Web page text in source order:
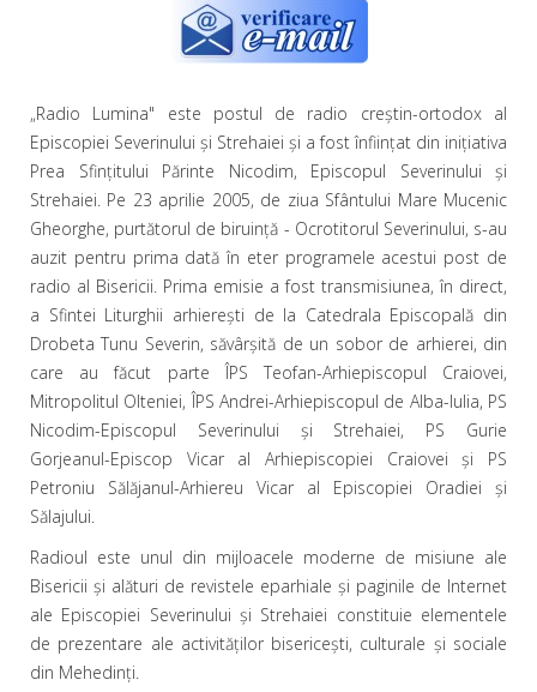
„Radio Lumina" este postul de radio creştin-ortodox al
Episcopiei Severinului şi Strehaiei şi a fost înfiinţat din iniţiativa
Prea Sfinţitului Părinte Nicodim, Episcopul Severinului şi
Strehaiei. Pe 23 aprilie 2005, de ziua Sfântului Mare Mucenic
Gheorghe, purtătorul de biruinţă - Ocrotitorul Severinului, s-au
auzit pentru prima dată în eter programele acestui post de
radio al Bisericii. Prima emisie a fost transmisiunea, în direct,
a Sfintei Liturghii arhiereşti de la Catedrala Episcopală din
Drobeta Tunu Severin, săvârşită de un sobor de arhierei, din
care au făcut parte ÎPS Teofan-Arhiepiscopul Craiovei,
Mitropolitul Olteniei, ÎPS Andrei-Arhiepiscopul de Alba-Iulia, PS
Nicodim-Episcopul Severinului şi Strehaiei, PS Gurie
Gorjeanul-Episcop Vicar al Arhiepiscopiei Craiovei şi PS
Petroniu Sălăjanul-Arhiereu Vicar al Episcopiei Oradiei şi
Sălajului.
Radioul este unul din mijloacele moderne de misiune ale
Bisericii şi alături de revistele eparhiale şi paginile de Internet
ale Episcopiei Severinului şi Strehaiei constituie elementele
de prezentare ale activităţilor bisericeşti, culturale şi sociale
din Mehedinţi.